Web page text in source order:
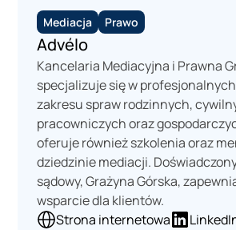
Mediacja Prawo
Advélo
Kancelaria Mediacyjna i Prawna
specjalizuje się w
zakresu spraw rodzinnych,
pracowniczych oraz
oferuje również szkolenia oraz
dziedzinie mediacji.
sądowy, Grażyna Górska,
wsparcie dla klientów.
Strona internetowa